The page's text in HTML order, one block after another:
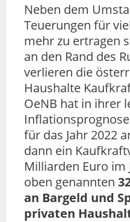
Neben dem
Teuerungen für
mehr zu ertragen
an den Rand des
verlieren die
Haushalte
OeNB hat in ihrer
für das Jahr 2022
dann ein
Milliarden Euro im
oben genannten
an Bargeld und
privaten